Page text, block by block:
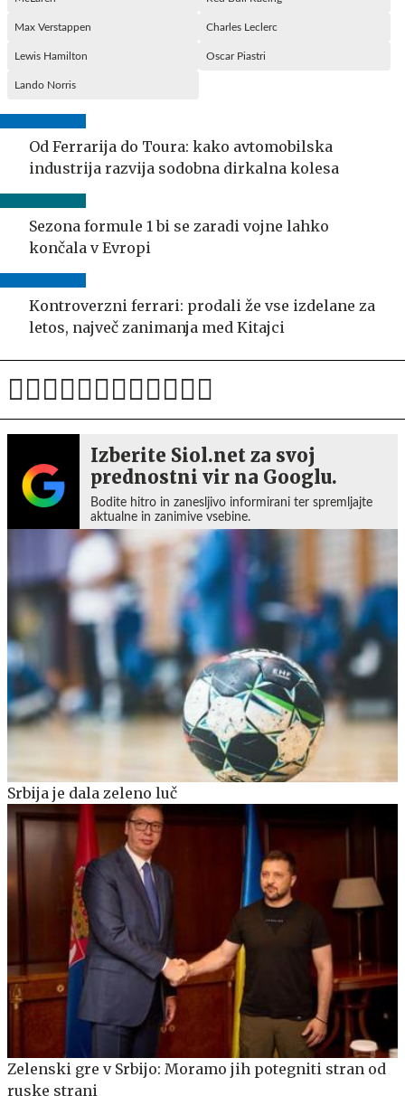
Max Verstappen Charles Leclerc
Lewis Hamilton Oscar Piastri
Lando Norris
Od Ferrarija do Toura: kako avtomobilska
industrija razvija sodobna dirkalna kolesa
Sezona formule 1 bi se zaradi vojne lahko
končala v Evropi
Kontroverzni ferrari: prodali že vse izdelane za
letos, največ zanimanja med Kitajci
Izberite Siol.net za svoj
prednostni vir na Googlu.
Bodite hitro in zanesljivo informirani ter spremljajte
aktualne in zanimive vsebine.
Srbija je dala zeleno luč
Zelenski gre v Srbijo: Moramo jih potegniti stran od
ruske strani